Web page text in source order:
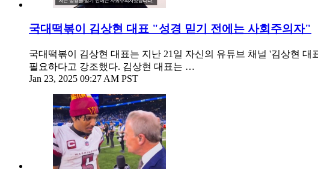
국대떡볶이 김상현 대표 "성경 믿기 전에는 사회주의자"
국대떡볶이 김상현 대표는 지난 21일 자신의 유튜브 채널 '김상현
필요하다고 강조했다. 김상현 대표는 …
Jan 23, 2025 09:27 AM PST